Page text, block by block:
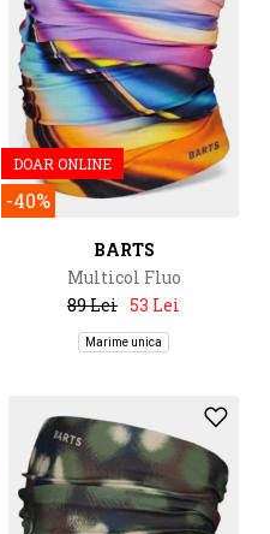
DOAR ONLINE
-40%
BARTS
Multicol Fluo
89 Lei 53 Lei
Marime unica